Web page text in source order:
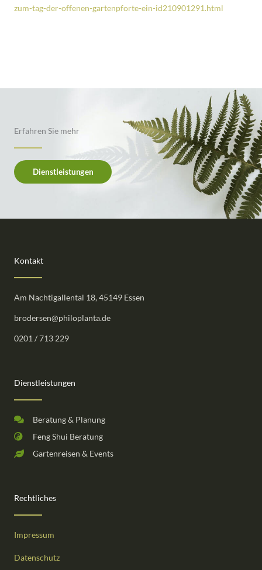
zum-tag-der-offenen-gartenpforte-ein-id210901291.html
Erfahren Sie mehr
Dienstleistungen
Kontakt
Am Nachtigallental 18, 45149 Essen
brodersen@philoplanta.de
0201 / 713 229
Dienstleistungen
Beratung & Planung
Feng Shui Beratung
Gartenreisen & Events
Rechtliches
Impressum
Datenschutz